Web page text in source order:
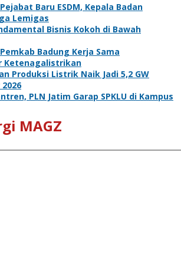
Baru ESDM, Kepala Badan
Lemigas
Bisnis Kokoh di Bawah
Pemkab Badung Kerja Sama
Produksi Listrik Naik Jadi 5,2 GW
PLN Jatim Garap SPKLU di Kampus
MAGZ